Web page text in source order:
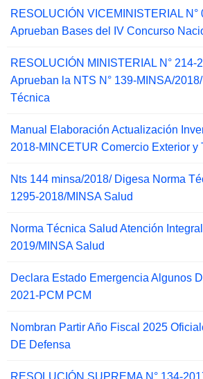
RESOLUCIÓN VICEMINISTERIAL N°
Aprueban Bases del IV Concurso
RESOLUCIÓN MINISTERIAL N° 214-
Aprueban la NTS N° 139-MINSA/
Técnica
Manual Elaboración Actualización
2018-MINCETUR Comercio Exterior y
Nts 144 minsa/2018/ Digesa Norma
1295-2018/MINSA Salud
Norma Técnica Salud Atención
2019/MINSA Salud
Declara Estado Emergencia Algunos
2021-PCM PCM
Nombran Partir Año Fiscal 2025
DE Defensa
RESOLUCIÓN SUPREMA N° 134-